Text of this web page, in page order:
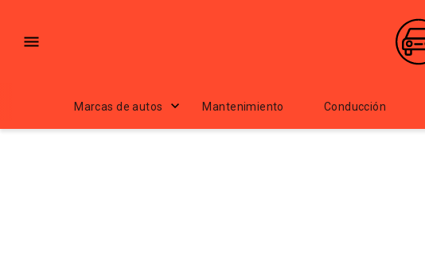
Marcas de autos Mantenimiento Conducción